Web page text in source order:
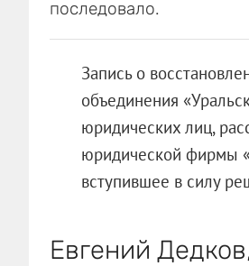
последовало.
Запись о
объединения
юридических лиц,
юридической фирмы
вступившее в силу
Евгений